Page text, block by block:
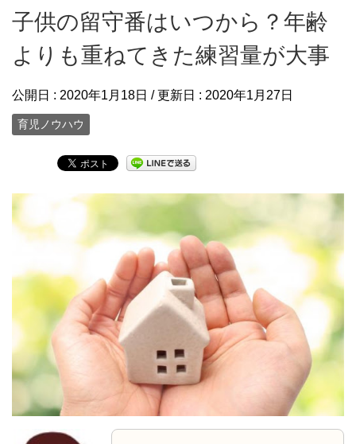
子供の留守番はいつから？年齢
よりも重ねてきた練習量が大事
公開日 : 2020年1月18日 / 更新日 : 2020年1月27日
育児ノウハウ